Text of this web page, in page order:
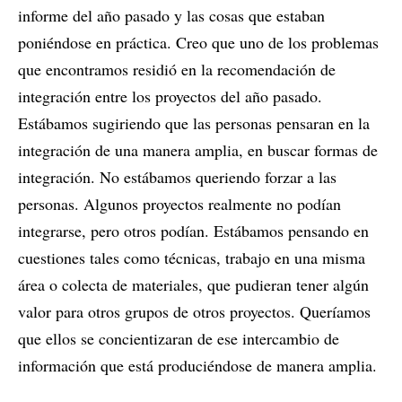
informe del año pasado y las cosas que estaban
poniéndose en práctica. Creo que uno de los problemas
que encontramos residió en la recomendación de
integración entre los proyectos del año pasado.
Estábamos sugiriendo que las personas pensaran en la
integración de una manera amplia, en buscar formas de
integración. No estábamos queriendo forzar a las
personas. Algunos proyectos realmente no podían
integrarse, pero otros podían. Estábamos pensando en
cuestiones tales como técnicas, trabajo en una misma
área o colecta de materiales, que pudieran tener algún
valor para otros grupos de otros proyectos. Queríamos
que ellos se concientizaran de ese intercambio de
información que está produciéndose de manera amplia.